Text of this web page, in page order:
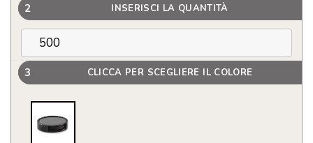
2 INSERISCI LA QUANTITÀ
3 CLICCA PER SCEGLIERE IL COLORE